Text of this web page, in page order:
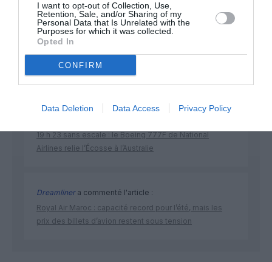
I want to opt-out of Collection, Use,
Retention, Sale, and/or Sharing of my
Personal Data that Is Unrelated with the
Purposes for which it was collected.
Opted In
CONFIRM
Data Deletion Data Access Privacy Policy
DERNIERS COMMENTAIRES
19 h 23 sans escale : le Boeing 777F de National
Airlines relie l’Écosse à l’Australie
Dreamlinera commenté l'article :
Royal Air Maroc : capacité record pour l’été, mais les
prix des billets d’avion restent sous tension